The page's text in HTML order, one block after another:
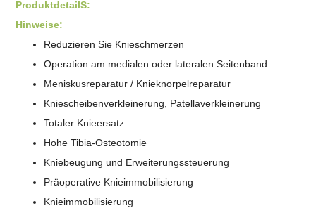
ProduktdetailS:
Hinweise:
Reduzieren Sie Knieschmerzen
Operation am medialen oder lateralen Seitenband
Meniskusreparatur / Knieknorpelreparatur
Kniescheibenverkleinerung, Patellaverkleinerung
Totaler Knieersatz
Hohe Tibia-Osteotomie
Kniebeugung und Erweiterungssteuerung
Präoperative Knieimmobilisierung
Knieimmobilisierung